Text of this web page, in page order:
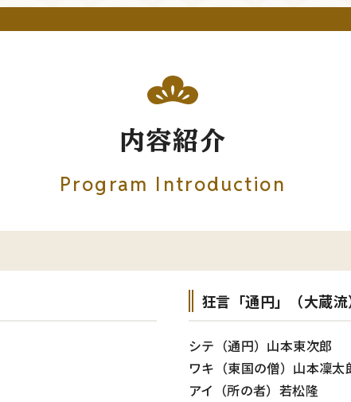
内容紹介
Program Introduction
狂言「通円」（大蔵
シテ（通円）山本東次郎
ワキ（東国の僧）山本凜太
アイ（所の者）若松隆